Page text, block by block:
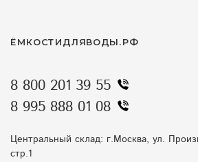
ЁМКОСТИДЛЯВОДЫ.РФ
8 800 201 39 55
8 995 888 01 08
Центральный склад: г.Москва, ул.
стр.1